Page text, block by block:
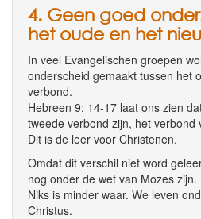
4. Geen goed
het oude en het
In veel Evangelischen groepen
onderscheid gemaakt tussen het
verbond.
Hebreen 9: 14-17 laat ons zien
tweede verbond zijn, het verbond
Dit is de leer voor Christenen.
Omdat dit verschil niet word
nog onder de wet van Mozes zijn.
Niks is minder waar. We leven
Christus.